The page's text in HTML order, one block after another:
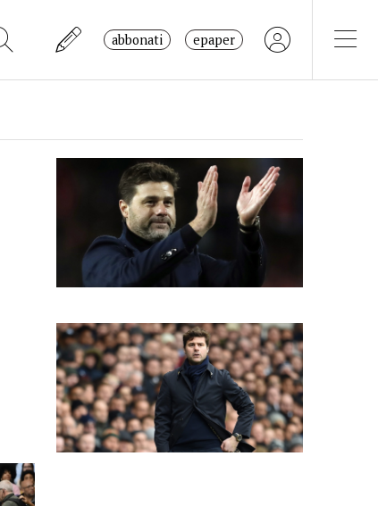
abbonati epaper